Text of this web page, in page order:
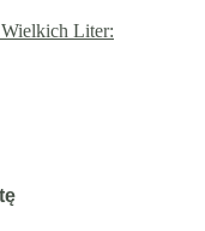
Liter: